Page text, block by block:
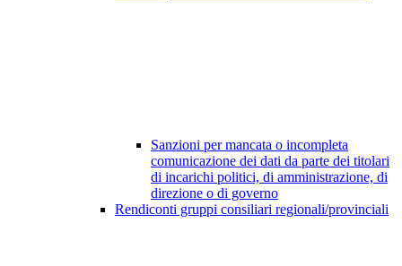
Sanzioni per mancata o incompleta
comunicazione dei dati da parte dei titolari
di incarichi politici, di amministrazione, di
direzione o di governo
Rendiconti gruppi consiliari regionali/provinciali